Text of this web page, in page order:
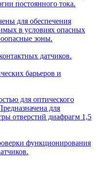
постоянного тока.
для обеспечения
в условиях опасных
зоны.
датчиков.
барьеров и
для оптического
для
отверстий диафрагм 1,5
функционирования